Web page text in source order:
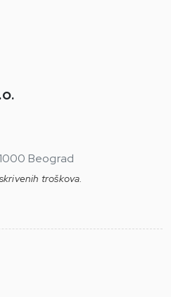
Beograd
troškova.